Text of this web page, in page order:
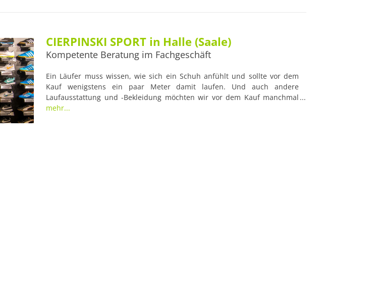
Alle namhaften Marken werden hier geführt, von Adidas und Nike über Asics zu
Reebok, Puma und vielen weiteren.
Zahlungsmöglichkeiten Bar, EC-Karte
edit: Im Mai 2020 wurde bekannt gegeben, dass sämtliche Runners Point-Filialen
geschlossen werden.
CIERPINSKI SPORT in Halle (Saale)
Kompetente Beratung im Fachgeschäft
Ein Läufer muss wissen, wie sich ein Schuh anfühlt und sollte vor dem
Kauf wenigstens ein paar Meter damit laufen. Und auch andere
Laufausstattung und -Bekleidung möchten wir vor dem Kauf manchmal
einfach angefasst haben, um ein Gefühl für den Stoff zu kriegen.
mehr...